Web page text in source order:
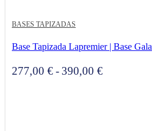
BASES TAPIZADAS
Base Tapizada Lapremier | Base Gala
277,00 €- 390,00 €Rango